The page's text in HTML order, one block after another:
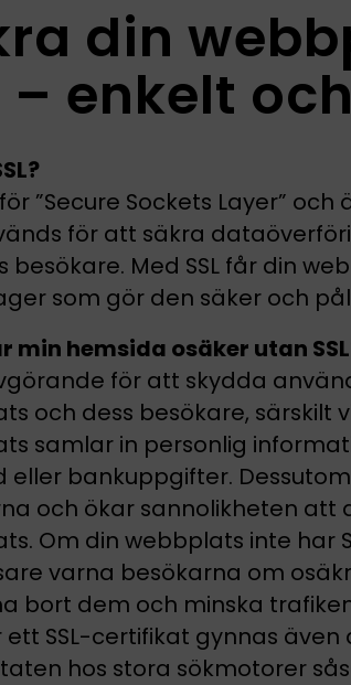
din
– enkelt
för ”Secure Sockets Layer”
för att säkra
besökare. Med SSL får din
som gör den säker och
min hemsida osäker utan
för att skydda
och dess besökare, särskilt
samlar in personlig
eller bankuppgifter.
och ökar sannolikheten att
Om din webbplats inte har
varna besökarna om
bort dem och minska
ett SSL-certifikat gynnas
hos stora sökmotorer